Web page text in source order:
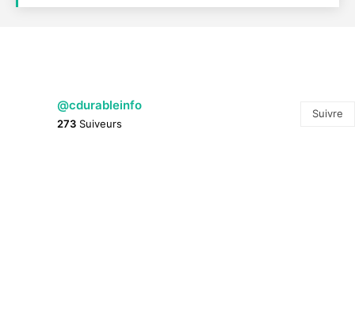
@cdurableinfo
273 Suiveurs
Suivre